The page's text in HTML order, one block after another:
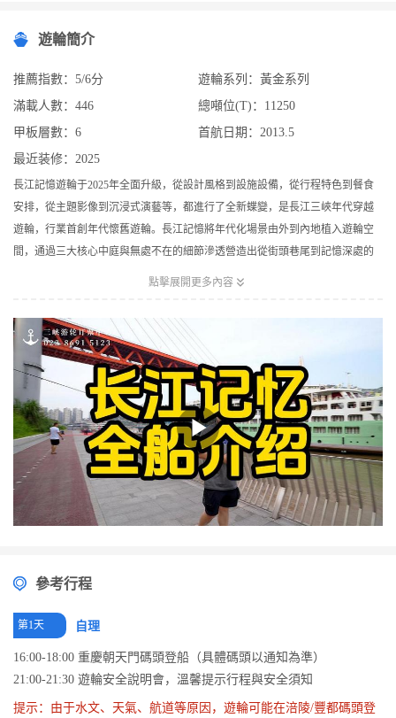
遊輪簡介
推薦指數：5/6分
遊輪系列：黃金系列
滿載人數：446
總噸位(T)：11250
甲板層數：6
首航日期：2013.5
最近装修：2025
長江記憶遊輪于2025年全面升級，從設計風格到設施設備，從行程特色到餐食
安排，從主題影像到沉浸式演藝等，都進行了全新蝶變，是長江三峽年代穿越
遊輪，行業首創年代懷舊遊輪。長江記憶將年代化場景由外到內地植入遊輪空
間，通過三大核心中庭與無處不在的細節滲透營造出從街頭巷尾到記憶深處的
年代青春氛圍體驗，將貫穿年代記憶的重點事件活態化打造為演藝主題故事
郵局，賓客可以看到斑駁的郵箱、泛黃的信箋，八分錢的郵票；一座琳瑯的供
銷社，陳列著記憶里的肥皂、搪瓷杯、火柴盒與最甜的彩色糖果；還有年代特
色主題美容美發室、歌舞廳，復原青春記憶里的生活場景；一句“同志，你好！”
讓賓客瞬間穿越時空......
點擊展開更多內容 
參考行程
第1天 自理
16:00-18:00 重慶朝天門碼頭登船（具體碼頭以通知為準）
21:00-21:30 遊輪安全說明會，溫馨提示行程與安全須知
提示：由于水文、天氣、航道等原因，遊輪可能在涪陵/豐都碼頭登